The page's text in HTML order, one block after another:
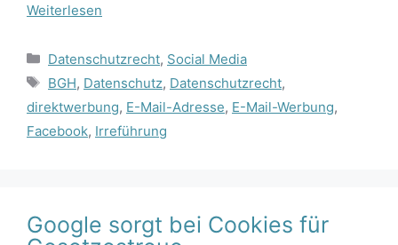
Weiterlesen
Kategorien
Datenschutzrecht, Social Media
Schlagwörter
BGH, Datenschutz, Datenschutzrecht,
direktwerbung, E-Mail-Adresse, E-Mail-Werbung,
Facebook, Irreführung
Google sorgt bei Cookies für